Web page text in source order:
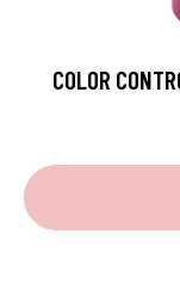
COLOR